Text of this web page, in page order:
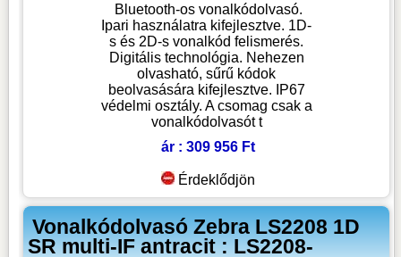
Bluetooth-os vonalkódolvasó.
Ipari használatra kifejlesztve. 1D-
s és 2D-s vonalkód felismerés.
Digitális technológia. Nehezen
olvasható, sűrű kódok
beolvasására kifejlesztve. IP67
védelmi osztály. A csomag csak a
vonalkódolvasót t
ár : 309 956 Ft
Érdeklődjön
Vonalkódolvasó Zebra LS2208 1D
SR multi-IF antracit : LS2208-